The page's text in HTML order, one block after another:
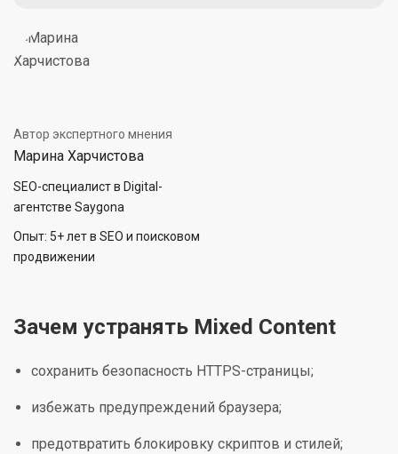
Автор экспертного мнения
Марина Харчистова
SEO-специалист в Digital-
агентстве Saygona
Опыт: 5+ лет в SEO и поисковом
продвижении
Зачем устранять Mixed Content
сохранить безопасность HTTPS-страницы;
избежать предупреждений браузера;
предотвратить блокировку скриптов и стилей;